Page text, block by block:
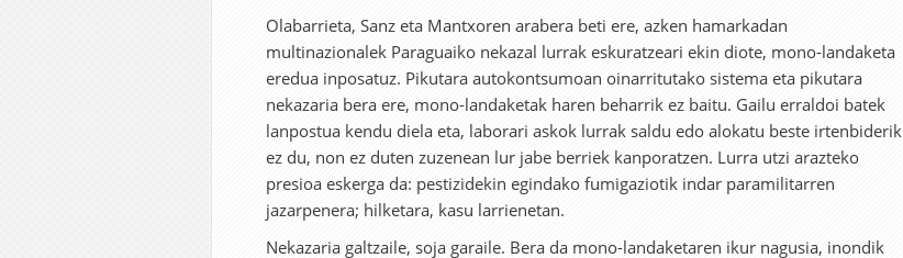
Olabarrieta, Sanz eta Mantxoren arabera beti ere, azken hamarkadan
multinazionalek Paraguaiko nekazal lurrak eskuratzeari ekin diote, mono-landaketa
eredua inposatuz. Pikutara autokontsumoan oinarritutako sistema eta pikutara
nekazaria bera ere, mono-landaketak haren beharrik ez baitu. Gailu erraldoi batek
lanpostua kendu diela eta, laborari askok lurrak saldu edo alokatu beste irtenbiderik
ez du, non ez duten zuzenean lur jabe berriek kanporatzen. Lurra utzi arazteko
presioa eskerga da: pestizidekin egindako fumigaziotik indar paramilitarren
jazarpenera; hilketara, kasu larrienetan.
Nekazaria galtzaile, soja garaile. Bera da mono-landaketaren ikur nagusia, inondik